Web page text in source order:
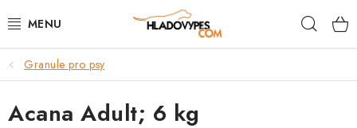
na
POTŘEBY PRO PSY
TAMI PŘEPRAVNÍ BOXY
Granule pro psy
Acana Adult; 6 kg